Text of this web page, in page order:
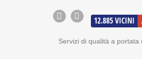
12.885 VICINI
Servizi di qualità a portata